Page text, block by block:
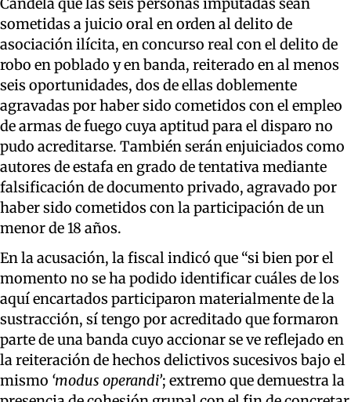
sometidas a juicio oral en orden al delito de
asociación ilícita, en concurso real con el delito de
robo en poblado y en banda, reiterado en al menos
seis oportunidades, dos de ellas doblemente
agravadas por haber sido cometidos con el empleo
de armas de fuego cuya aptitud para el disparo no
pudo acreditarse. También serán enjuiciados como
autores de estafa en grado de tentativa mediante
falsificación de documento privado, agravado por
haber sido cometidos con la participación de un
menor de 18 años.
En la acusación, la fiscal indicó que “si bien por el
momento no se ha podido identificar cuáles de los
aquí encartados participaron materialmente de la
sustracción, sí tengo por acreditado que formaron
parte de una banda cuyo accionar se ve reflejado en
la reiteración de hechos delictivos sucesivos bajo el
mismo ‘modus operandi’; extremo que demuestra la